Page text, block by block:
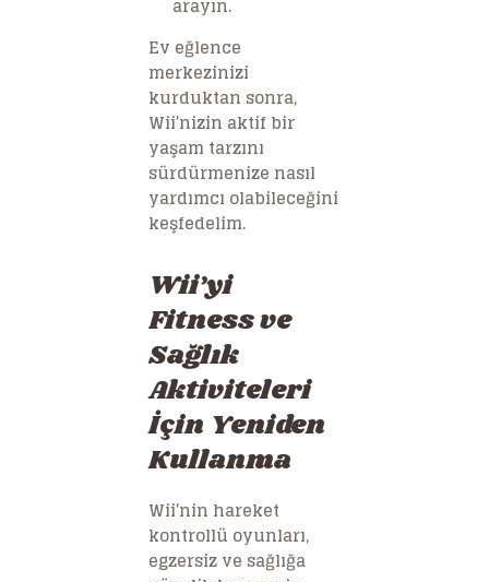
arayın.
Ev eğlence
merkezinizi
kurduktan sonra,
Wii’nizin aktif bir
yaşam tarzını
sürdürmenize nasıl
yardımcı olabileceğini
keşfedelim.
Wii’yi
Fitness ve
Sağlık
Aktiviteleri
İçin Yeniden
Kullanma
Wii’nin hareket
kontrollü oyunları,
egzersiz ve sağlığa